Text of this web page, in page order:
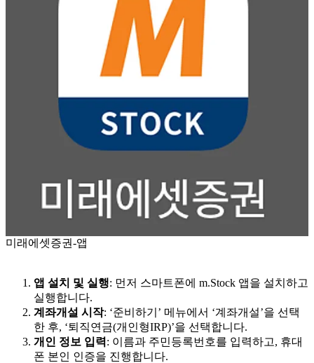
미래에셋증권-앱
앱 설치 및 실행: 먼저 스마트폰에 m.Stock 앱을 설치하고
실행합니다.
계좌개설 시작: ‘준비하기’ 메뉴에서 ‘계좌개설’을 선택
한 후, ‘퇴직연금(개인형IRP)’을 선택합니다.
개인 정보 입력: 이름과 주민등록번호를 입력하고, 휴대
폰 본인 인증을 진행합니다.